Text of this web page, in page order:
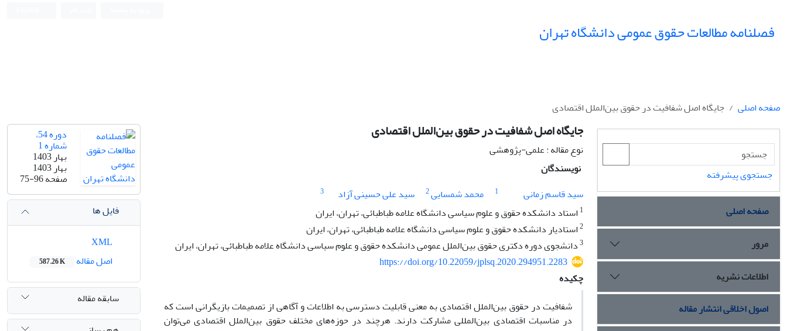
فصلنامه مطالعات حقوق عمومی دانشگاه تهران
صفحه اصلی جایگاه اصل شفافیت در حقوق بین‌الملل اقتصادی
جایگاه اصل شفافیت در حقوق بین‌الملل اقتصادی
نوع مقاله : علمی-پژوهشی
نویسندگان
سید قاسم زمانی
1 محمد شمسایی2 سید علی حسینی آزاد
3
1 استاد دانشکده حقوق و علوم سیاسی دانشگاه علامه طباطبائی، تهران، ایران
2استادیار دانشکده حقوق و علوم سیاسی دانشگاه علامه طباطبائی، تهران، ایران
3دانشجوی دوره دکتری حقوق بین‌الملل عمومی دانشکده حقوق و علوم سیاسی دانشگاه علامه طباطبائی، تهران، ایران
https://doi.org/10.22059/jplsq.2020.294951.2283
چکیده
شفافیت در حقوق بین‌الملل اقتصادی به معنی قابلیت دسترسی به اطلاعات و آگاهی از تصمیمات بازیگرانی است که
در مناسبات اقتصادی بین‌المللی مشارکت دارند. هرچند در حوزه‌های مختلف حقوق بین‌الملل اقتصادی می‌توان
دوره 54،
شماره 1
بهار 1403
بهار 1403
صفحه75-96
فایل ها
اصل مقاله
587.26 K
سابقه مقاله
جستجوی پیشرفته
صفحه اصلی
مرور
اطلاعات نشریه
اصول اخلاقی انتشار مقاله